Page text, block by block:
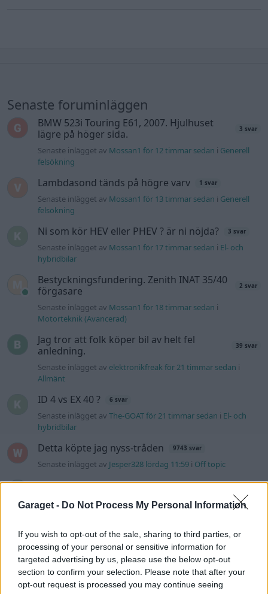
Garaget - Do Not Process My Personal Information
If you wish to opt-out of the sale, sharing to third parties, or
processing of your personal or sensitive information for
targeted advertising by us, please use the below opt-out
section to confirm your selection. Please note that after your
opt-out request is processed you may continue seeing
Senaste foruminläggen
BMW 523i Touring E61, 2007. Hjulhuset
lägre på höger sida.
3 svar
Senaste inlägget av Mossan1 för 12 timmar sedan i Generell
felsökning
Lambdasond tänds på högre varv 1 svar
Senaste inlägget av Mossan1 för 13 timmar sedan i Generell
felsökning
Ni som kör HEV eller PHEV ? är ni nöjda? 3 svar
Senaste inlägget av Mossan1 för 17 timmar sedan i El- och
hybridbilar
Bestyckningsfundering. Zenith INAT 35/40
förgasare
2 svar
Senaste inlägget av Mossan1 för 18 timmar sedan i
Motorteknik (Avancerad)
Jag tror att folk köper bil av helt fel
anledning.
39 svar
Senaste inlägget av elektronikfreak för 21 timmar sedan i
Allmänt
ID 4 vs EX 40 ? 6 svar
Senaste inlägget avThe-GOAT för 21 timmar sedan i El- och
hybridbilar
Detta köpte jag nyss-tråden 9743 svar
Senaste inlägget av Jesper328 lördag 11:59 i Off topic
Volvo 740 med lh2.2 spridare öppnar hela
Senaste inlägget av KlevaRaggarn fredag 23:57
Generell
Ford Mustang e Mac 2023 4 svar
Senaste inlägget avKenthIJ2 fredag 12:37iEl- och hybridbilar
244 motorbyte till d5252t